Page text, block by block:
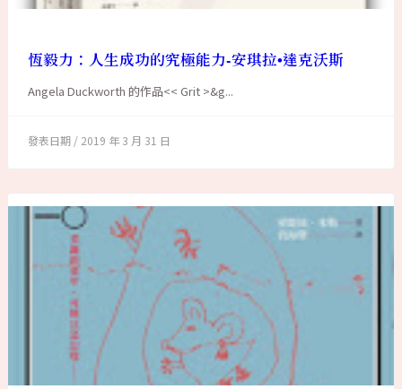
恆毅力：人生成功的究極能力-安琪拉•達克沃斯
Angela Duckworth 的作品<< Grit >&g...
2019 年 3 月 31 日